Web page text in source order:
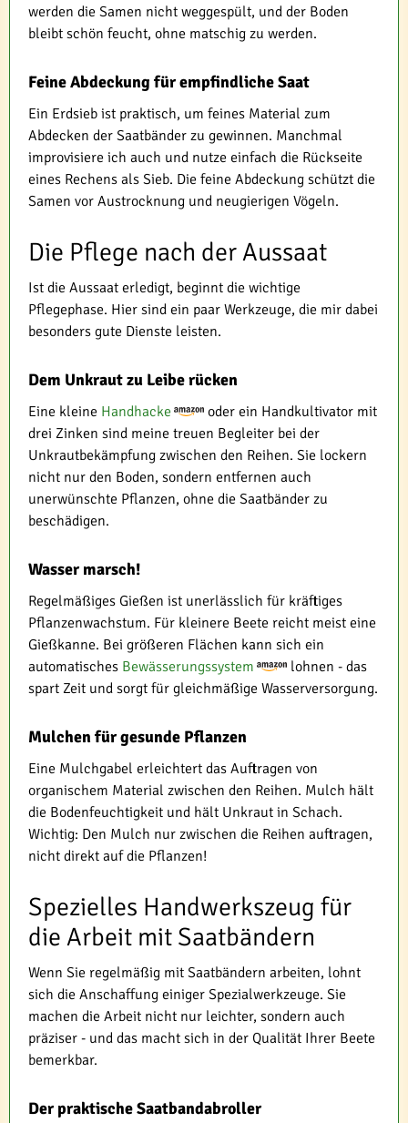
werden die Samen nicht weggespült, und der Boden
bleibt schön feucht, ohne matschig zu werden.
Feine Abdeckung für empfindliche Saat
Ein Erdsieb ist praktisch, um feines Material zum
Abdecken der Saatbänder zu gewinnen. Manchmal
improvisiere ich auch und nutze einfach die Rückseite
eines Rechens als Sieb. Die feine Abdeckung schützt die
Samen vor Austrocknung und neugierigen Vögeln.
Die Pflege nach der Aussaat
Ist die Aussaat erledigt, beginnt die wichtige
Pflegephase. Hier sind ein paar Werkzeuge, die mir dabei
besonders gute Dienste leisten.
Dem Unkraut zu Leibe rücken
Eine kleine Handhacke
oder ein Handkultivator mit
drei Zinken sind meine treuen Begleiter bei der
Unkrautbekämpfung zwischen den Reihen. Sie lockern
nicht nur den Boden, sondern entfernen auch
unerwünschte Pflanzen, ohne die Saatbänder zu
beschädigen.
Wasser marsch!
Regelmäßiges Gießen ist unerlässlich für kräftiges
Pflanzenwachstum. Für kleinere Beete reicht meist eine
Gießkanne. Bei größeren Flächen kann sich ein
automatisches Bewässerungssystem
lohnen - das
spart Zeit und sorgt für gleichmäßige Wasserversorgung.
Mulchen für gesunde Pflanzen
Eine Mulchgabel erleichtert das Auftragen von
organischem Material zwischen den Reihen. Mulch hält
die Bodenfeuchtigkeit und hält Unkraut in Schach.
Wichtig: Den Mulch nur zwischen die Reihen auftragen,
nicht direkt auf die Pflanzen!
Spezielles Handwerkszeug für
die Arbeit mit Saatbändern
Wenn Sie regelmäßig mit Saatbändern arbeiten, lohnt
sich die Anschaffung einiger Spezialwerkzeuge. Sie
machen die Arbeit nicht nur leichter, sondern auch
präziser - und das macht sich in der Qualität Ihrer Beete
bemerkbar.
Der praktische Saatbandabroller